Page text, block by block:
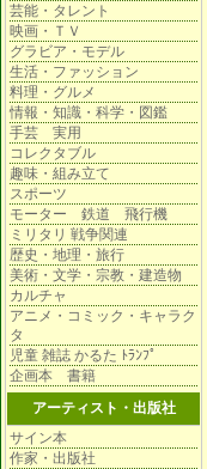
芸能・タレント
映画・ＴＶ
グラビア・モデル
生活・ファッション
料理・グルメ
情報・知識・科学・図鑑
手芸 実用
コレクタブル
趣味・組み立て
スポーツ
モーター 鉄道 飛行機
ミリタリ 戦争関連
歴史・地理・旅行
美術・文学・宗教・建造物
カルチャ
アニメ・コミック・キャラク
タ
児童 雑誌 かるた ﾄﾗﾝﾌﾟ
企画本 書籍
アーティスト・出版社
サイン本
作家・出版社